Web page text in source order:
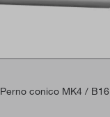
Perno conico MK4 / B16